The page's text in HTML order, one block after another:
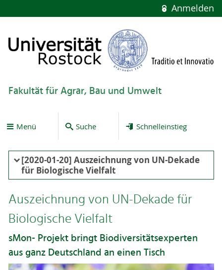
Anmelden
Fakultät für Agrar, Bau und Umwelt
Menü Suche Schnelleinstieg
[2020-01-20] Auszeichnung von UN-Dekade
für Biologische Vielfalt
Auszeichnung von UN-Dekade für
Biologische Vielfalt
sMon- Projekt bringt Biodiversitätsexperten
aus ganz Deutschland an einen Tisch